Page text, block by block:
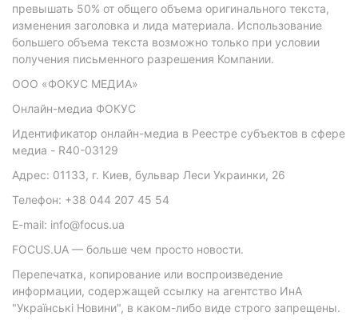
превышать 50% от общего объема оригинального текста,
изменения заголовка и лида материала. Использование
большего объема текста возможно только при условии
получения письменного разрешения Компании.
ООО «ФОКУС МЕДИА»
Онлайн-медиа ФОКУС
Идентификатор онлайн-медиа в Реестре субъектов в сфере
медиа - R40-03129
Адрес: 01133, г. Киев, бульвар Леси Украинки, 26
Телефон: +38 044 207 45 54
E-mail: info@focus.ua
FOCUS.UA — больше чем просто новости.
Перепечатка, копирование или воспроизведение
информации, содержащей ссылку на агентство ИнА
"Українські Новини", в каком-либо виде строго запрещены.